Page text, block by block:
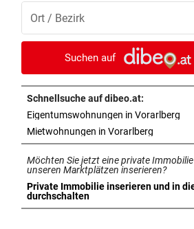
POLIZEI SUCHT ZEUGEN vor
Unbekannte stahlen
Feuerwehrhaus
Ländle-Polizei nahm neun
Jugendliche fest
ANHALTENDE TROCKENHEIT vor
Kein Wasser mehr:
Alpenvereinshaus schließt
NACH OPERATION vor
Suchen auf
Schnellsuche auf dibeo.at:
Eigentumswohnungen in Vorarlberg
Mietwohnungen in Vorarlberg
Möchten Sie jetzt eine private
unseren Marktplätzen inserieren?
Private Immobilie inserieren und in
durchschalten
in neuem Tab öffnen